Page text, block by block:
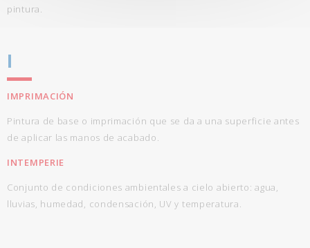
pintura.
I
IMPRIMACIÓN
Pintura de base o imprimación que se da a una superficie antes
de aplicar las manos de acabado.
INTEMPERIE
Conjunto de condiciones ambientales a cielo abierto: agua,
lluvias, humedad, condensación, UV y temperatura.